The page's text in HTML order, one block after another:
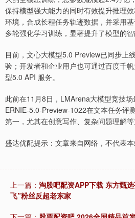
保持模型强大能力的同时有效提升推理
环境，合成长程任务轨迹数据，并采用
多轮强化学习训练，显著提升了模型的智
目前，文心大模型5.0 Preview已同步上
验；开发者和企业用户也可通过百度千
型5.0 API 服务。
此前在11月8日，LMArena大模型竞技
ERNIE-5.0-Preview-1022在文本任务评
第一，尤其在创意写作、复杂问题理解等
盛达优配提示：文章来自网络，不代表本
上一篇： 淘股吧配资APP下载 东方甄
飞”粉丝反超老东家